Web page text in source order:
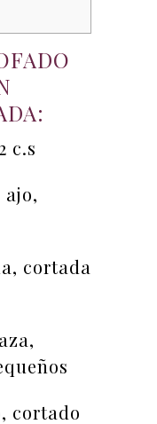
c.s
ajo,
cortada
cortado